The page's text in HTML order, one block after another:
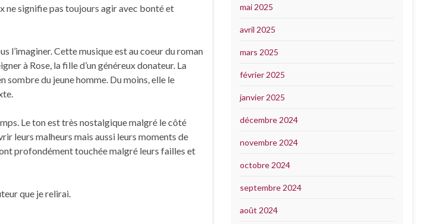
ne signifie pas toujours agir avec bonté et
l’imaginer. Cette musique est au coeur du roman
à Rose, la fille d’un généreux donateur. La
sombre du jeune homme. Du moins, elle le
Le ton est très nostalgique malgré le côté
leurs malheurs mais aussi leurs moments de
profondément touchée malgré leurs failles et
que je relirai.
mai 2025
avril 2025
mars 2025
février 2025
janvier 2025
décembre 2024
novembre 2024
octobre 2024
septembre 2024
août 2024